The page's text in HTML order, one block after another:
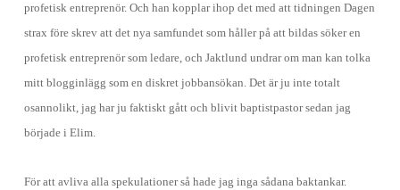
profetisk entreprenör. Och han kopplar ihop det med att tidningen Dagen
strax före skrev att det nya samfundet som håller på att bildas söker en
profetisk entreprenör som ledare, och Jaktlund undrar om man kan tolka
mitt blogginlägg som en diskret jobbansökan. Det är ju inte totalt
osannolikt, jag har ju faktiskt gått och blivit baptistpastor sedan jag
började i Elim.
För att avliva alla spekulationer så hade jag inga sådana baktankar.